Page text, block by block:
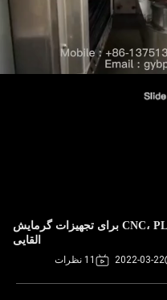
دستگاه ابزار خاموش کننده CNC، PLC برای تجهیزات گرمایش
القایی
2022-03-22 11 نظرات